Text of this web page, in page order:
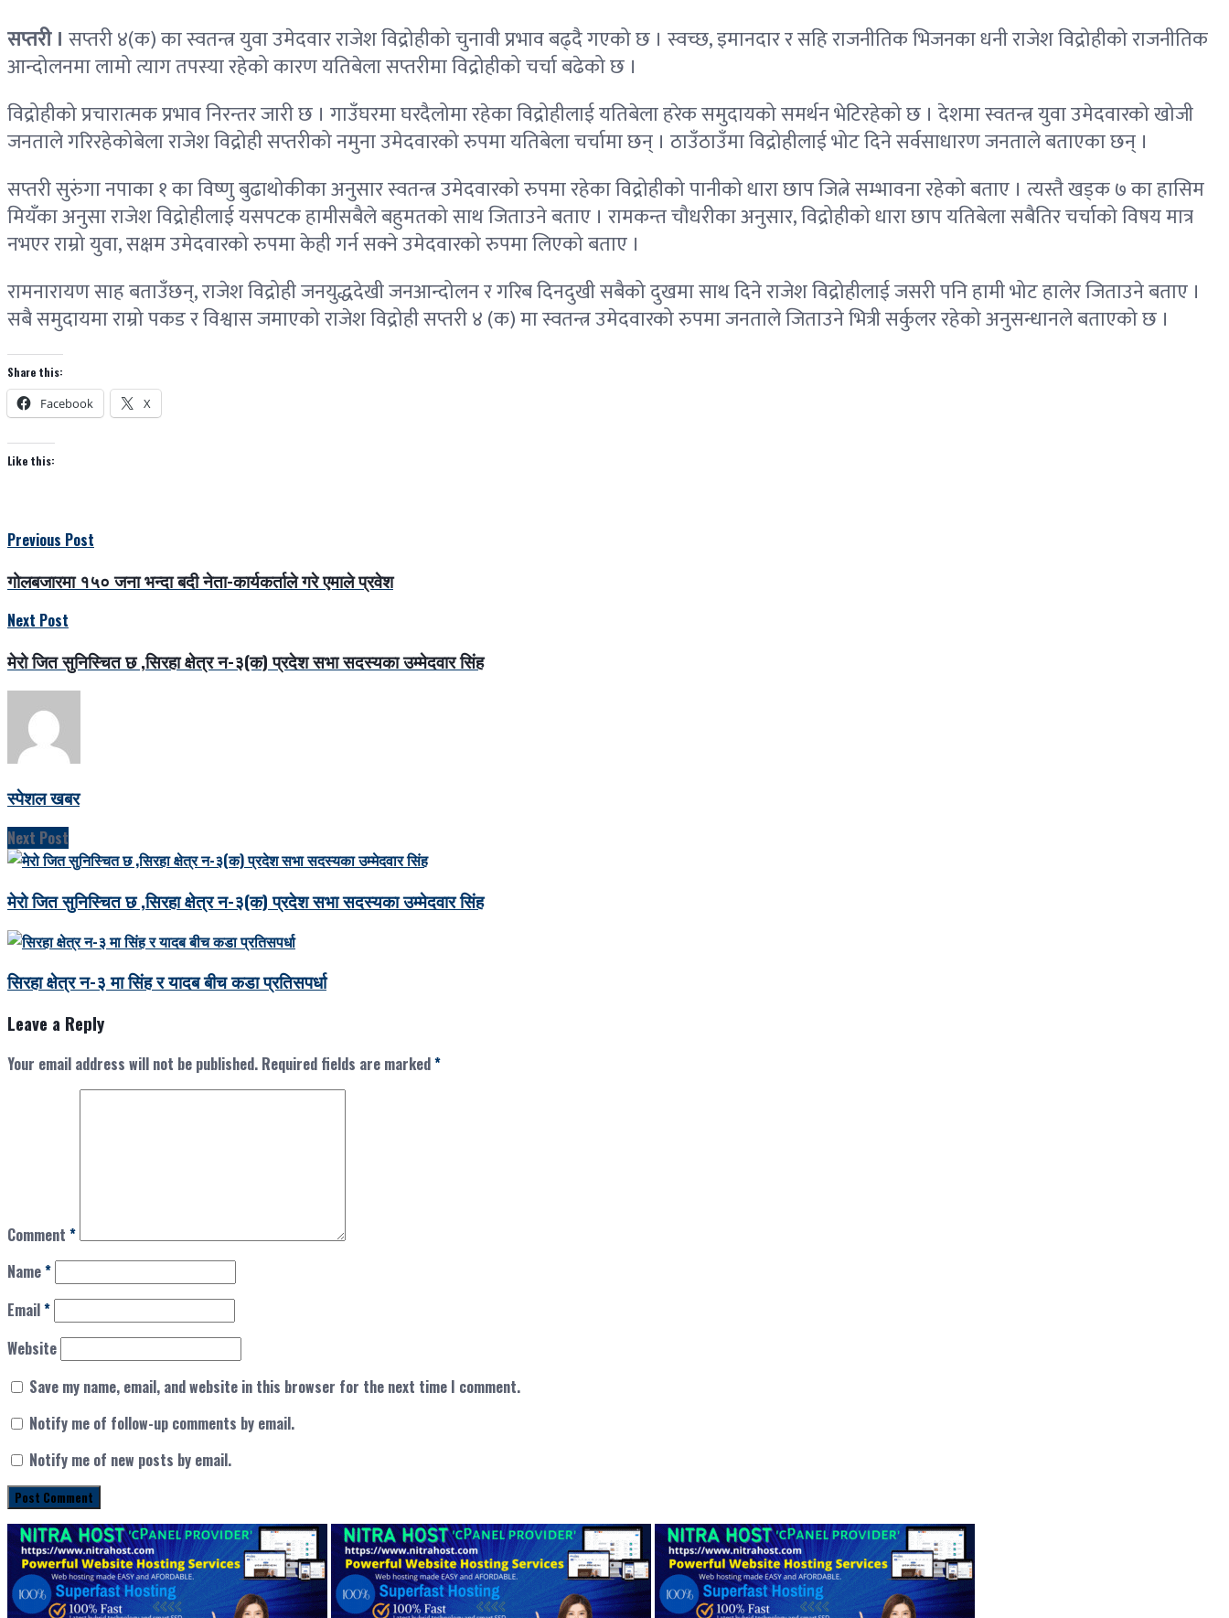
सप्तरी । सप्तरी ४(क) का स्वतन्त्र युवा उमेदवार राजेश विद्रोहीको चुनावी प्रभाव बढ्दै गएको छ । स्वच्छ, इमानदार र सहि राजनीतिक भिजनका धनी राजेश विद्रोहीको राजनीतिक
आन्दोलनमा लामो त्याग तपस्या रहेको कारण यतिबेला सप्तरीमा विद्रोहीको चर्चा बढेको छ ।
विद्रोहीको प्रचारात्मक प्रभाव निरन्तर जारी छ । गाउँघरमा घरदैलोमा रहेका विद्रोहीलाई यतिबेला हरेक समुदायको समर्थन भेटिरहेको छ । देशमा स्वतन्त्र युवा उमेदवारको खोजी
जनताले गरिरहेकोबेला राजेश विद्रोही सप्तरीको नमुना उमेदवारको रुपमा यतिबेला चर्चामा छन् । ठाउँठाउँमा विद्रोहीलाई भोट दिने सर्वसाधारण जनताले बताएका छन् ।
सप्तरी सुरुंगा नपाका १ का विष्णु बुढाथोकीका अनुसार स्वतन्त्र उमेदवारको रुपमा रहेका विद्रोहीको पानीको धारा छाप जित्ने सम्भावना रहेको बताए । त्यस्तै खड्क ७ का हासिम
मियँका अनुसा राजेश विद्रोहीलाई यसपटक हामीसबैले बहुमतको साथ जिताउने बताए । रामकन्त चौधरीका अनुसार, विद्रोहीको धारा छाप यतिबेला सबैतिर चर्चाको विषय मात्र
नभएर राम्रो युवा, सक्षम उमेदवारको रुपमा केही गर्न सक्ने उमेदवारको रुपमा लिएको बताए ।
रामनारायण साह बताउँछन्, राजेश विद्रोही जनयुद्धदेखी जनआन्दोलन र गरिब दिनदुखी सबैको दुखमा साथ दिने राजेश विद्रोहीलाई जसरी पनि हामी भोट हालेर जिताउने बताए ।
सबै समुदायमा राम्रो पकड र विश्वास जमाएको राजेश विद्रोही सप्तरी ४ (क) मा स्वतन्त्र उमेदवारको रुपमा जनताले जिताउने भित्री सर्कुलर रहेको अनुसन्धानले बताएको छ ।
Share this:
Facebook X
Like this:
Previous Post
गोलबजारमा १५० जना भन्दा बदी नेता-कार्यकर्ताले गरे एमाले प्रवेश
Next Post
मेरो जित सुनिस्चित छ ,सिरहा क्षेत्र न-३(क) प्रदेश सभा सदस्यका उम्मेदवार सिंह
स्पेशल खबर
Next Post
मेरो जित सुनिस्चित छ ,सिरहा क्षेत्र न-३(क) प्रदेश सभा सदस्यका उम्मेदवार सिंह
सिरहा क्षेत्र न-३ मा सिंह र यादब बीच कडा प्रतिसपर्धा
Leave a Reply
Your email address will not be published. Required fields are marked*
Comment *
Name*
Email*
Website
Save my name, email, and website in this browser for the next time I comment.
Notify me of follow-up comments by email.
Notify me of new posts by email.